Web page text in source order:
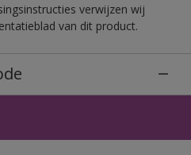
verwijzen wij
van dit product.